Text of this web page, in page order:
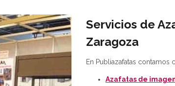
Servicios de
Zaragoza
En Publiazafatas
Azafatas de